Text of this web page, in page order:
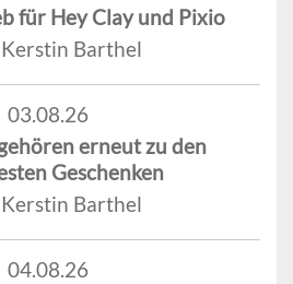
für Hey Clay und Pixio
Barthel
03.08.26
erneut zu den
Geschenken
Barthel
04.08.26